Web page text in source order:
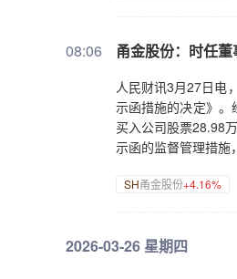
08:06 甬金股份：时任
人民财讯3月27日电
示函措施的决定》
买入公司股票28.98
示函的监督管理措施
SH甬金股份+4.16%
2026-03-26 星期四